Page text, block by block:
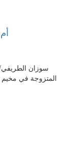
سوزان الطريفي/
المتزوجة في مخيم